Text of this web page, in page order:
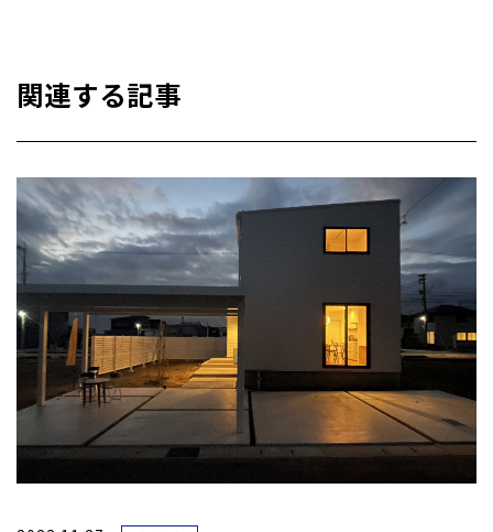
法令、規範の遵守と見直し
他規範を遵守するとともに、本ポリシーの内容を適宜見直し、そ
お問い合わせ
当社の個人情報の取扱に関するお問い合わせは下記までご連絡く
ださい。
株式会社TOSUMO建築設計
TEL:076-425-2525
関連する記事